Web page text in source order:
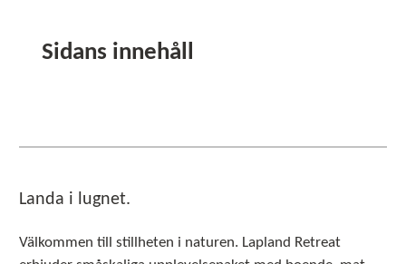
Sidans innehåll
Landa i lugnet.
Välkommen till stillheten i naturen. Lapland Retreat